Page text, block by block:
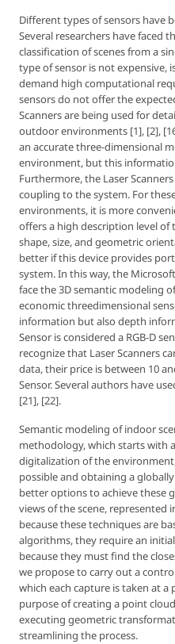
Different types of sensors have
Several researchers have faced
classification of scenes from a
type of sensor is not expensive,
demand high computational
sensors do not offer the
Scanners are being used for
outdoor environments [1], [2],
an accurate three-dimensional
environment, but this
Furthermore, the Laser
coupling to the system. For
environments, it is more
offers a high description level
shape, size, and geometric
better if this device provides
system. In this way, the
face the 3D semantic modeling
economic threedimensional
information but also depth
Sensor is considered a RGB-D
recognize that Laser Scanners
data, their price is between 10
Sensor. Several authors have
[21], [22].
Semantic modeling of indoor
methodology, which starts with
digitalization of the
possible and obtaining a
better options to achieve these
views of the scene, represented
because these techniques are
algorithms, they require an
because they must find the
we propose to carry out a
which each capture is taken at
purpose of creating a point
executing geometric
streamlining the process.